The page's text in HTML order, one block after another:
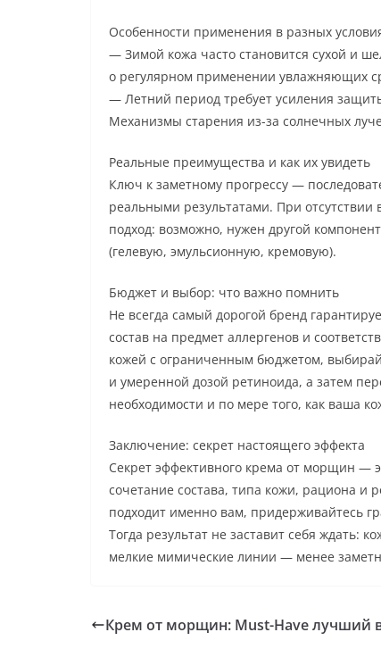
Особенности применения в разных
— Зимой кожа часто становится сухой и
о регулярном применении увлажняющих
— Летний период требует усиления
Механизмы старения из-за солнечных
Реальные преимущества и как их увидеть
Ключ к заметному прогрессу —
реальными результатами. При отсутствии
подход: возможно, нужен другой
(гелевую, эмульсионную, кремовую).
Бюджет и выбор: что важно помнить
Не всегда самый дорогой бренд
состав на предмет аллергенов и
кожей с ограниченным бюджетом,
и умеренной дозой ретиноида, а затем
необходимости и по мере того, как ваша
Заключение: секрет настоящего эффекта
Секрет эффективного крема от морщин —
сочетание состава, типа кожи, рациона и
подходит именно вам, придерживайтесь
Тогда результат не заставит себя ждать:
мелкие мимические линии — менее
Крем от морщин: Must-Have лучший